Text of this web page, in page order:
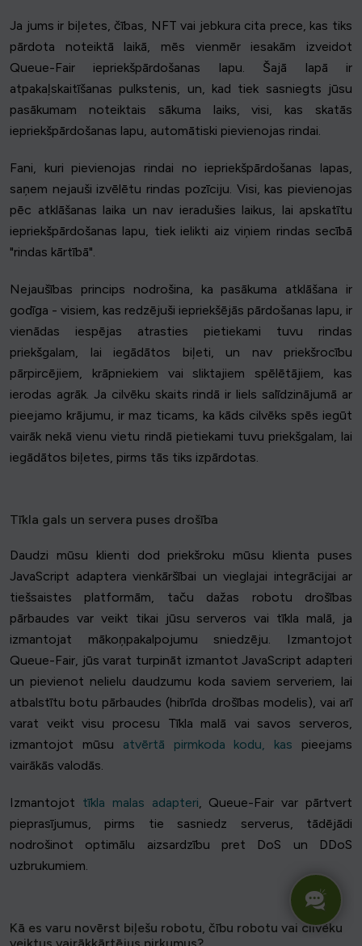
Ja jums ir biļetes, čības, NFT vai jebkura cita prece, kas tiks
pārdota noteiktā laikā, mēs vienmēr iesakām izveidot
Queue-Fair iepriekšpārdošanas lapu. Šajā lapā ir
atpakaļskaitīšanas pulkstenis, un, kad tiek sasniegts jūsu
pasākumam noteiktais sākuma laiks, visi, kas skatās
iepriekšpārdošanas lapu, automātiski pievienojas rindai.
Fani, kuri pievienojas rindai no iepriekšpārdošanas lapas,
saņem nejauši izvēlētu rindas pozīciju. Visi, kas pievienojas
pēc atklāšanas laika un nav ieradušies laikus, lai apskatītu
iepriekšpārdošanas lapu, tiek ielikti aiz viņiem rindas secībā
"rindas kārtībā".
Nejaušības princips nodrošina, ka pasākuma atklāšana ir
godīga - visiem, kas redzējuši iepriekšējās pārdošanas lapu, ir
vienādas iespējas atrasties pietiekami tuvu rindas
priekšgalam, lai iegādātos biļeti, un nav priekšrocību
pārpircējiem, krāpniekiem vai sliktajiem spēlētājiem, kas
ierodas agrāk. Ja cilvēku skaits rindā ir liels salīdzinājumā ar
pieejamo krājumu, ir maz ticams, ka kāds cilvēks spēs iegūt
vairāk nekā vienu vietu rindā pietiekami tuvu priekšgalam, lai
iegādātos biļetes, pirms tās tiks izpārdotas.
Tīkla gals un servera puses drošība
Daudzi mūsu klienti dod priekšroku mūsu klienta puses
JavaScript adaptera vienkāršībai un vieglajai integrācijai ar
tiešsaistes platformām, taču dažas robotu drošības
pārbaudes var veikt tikai jūsu serveros vai tīkla malā, ja
izmantojat mākoņpakalpojumu sniedzēju. Izmantojot
Queue-Fair, jūs varat turpināt izmantot JavaScript adapteri
un pievienot nelielu daudzumu koda saviem serveriem, lai
atbalstītu botu pārbaudes (hibrīda drošības modelis), vai arī
varat veikt visu procesu Tīkla malā vai savos serveros,
izmantojot mūsu atvērtā pirmkoda kodu, kas pieejams
vairākās valodās.
Izmantojot tīkla malas adapteri, Queue-Fair var pārtvert
pieprasījumus, pirms tie sasniedz serverus, tādējādi
nodrošinot optimālu aizsardzību pret DoS un DDoS
uzbrukumiem.
Kā es varu novērst biļešu robotu, čību robotu vai cilvēku